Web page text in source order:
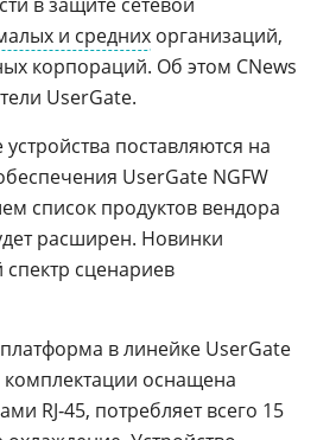
и средних организаций,
корпораций. Об этом CNews
UserGate.
поставляются на
UserGate NGFW
список продуктов вендора
расширен. Новинки
сценариев
в линейке UserGate
оснащена
RJ‑45, потребляет всего 15